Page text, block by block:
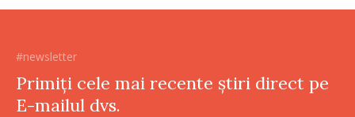
#newsletter
Primiți cele mai recente știri direct pe
E-mailul dvs.